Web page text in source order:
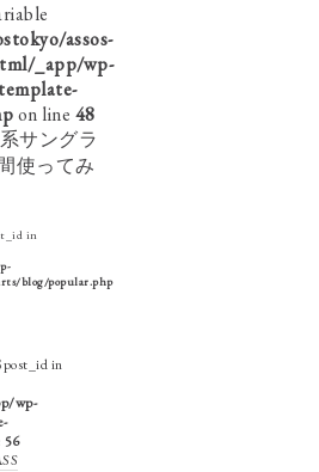
assos-
_app/wp-
on line 48
サングラ
使ってみ
in
blog/popular.php
in
wp-
56